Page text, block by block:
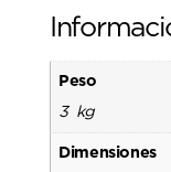
Peso
3 kg
Dimensiones